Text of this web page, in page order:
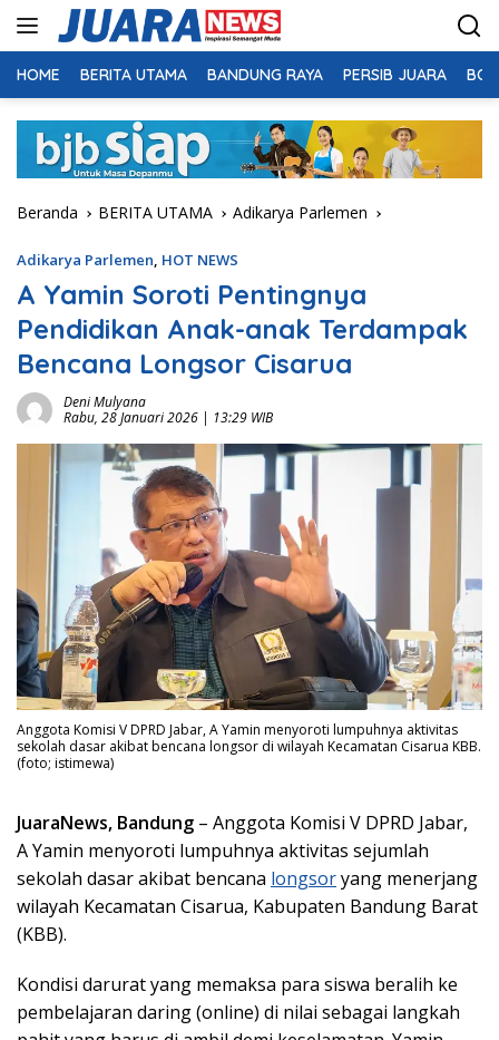
HOME BERITA UTAMA BANDUNG RAYA PERSIB JUARA
Beranda BERITA UTAMA Adikarya Parlemen
Adikarya Parlemen, HOT NEWS
A Yamin Soroti Pentingnya
Pendidikan Anak-anak Terdampak
Bencana Longsor Cisarua
Deni Mulyana
Rabu, 28 Januari 2026 | 13:29 WIB
Anggota Komisi V DPRD Jabar, A Yamin menyoroti lumpuhnya aktivitas
sekolah dasar akibat bencana longsor di wilayah Kecamatan Cisarua KBB.
(foto; istimewa)
JuaraNews, Bandung – Anggota Komisi V DPRD Jabar,
A Yamin menyoroti lumpuhnya aktivitas sejumlah
sekolah dasar akibat bencana longsoryang menerjang
wilayah Kecamatan Cisarua, Kabupaten Bandung Barat
(KBB).
Kondisi darurat yang memaksa para siswa beralih ke
pembelajaran daring (online) di nilai sebagai langkah